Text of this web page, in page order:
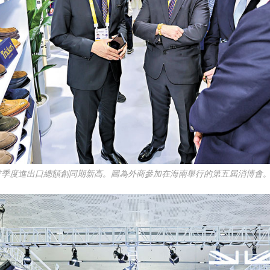
度進出口總額創同期新高。圖為外商參加在海南舉行的第五屆消博會